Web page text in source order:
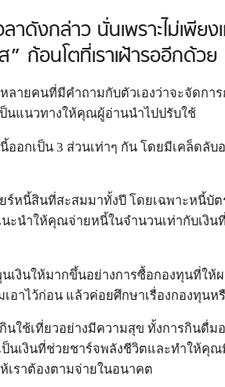
ดังกล่าว นั่นเพราะไม่เพีย
ก้อนโตที่เราเฝ้ารออีกด้วย
ายคนที่มีคำถามกับตัวเองว่าจะจัดกา
นแนวทางให้คุณผู้อ่านนำไปปรับใช้
อกเป็น 3 ส่วนเท่าๆ กัน โดยมีเคล็ดลับ
ยร์หนี้สินที่สะสมมาทั้งปี โดยเฉพาะหนี้
ำให้คุณจ่ายหนี้ในจำนวนเท่ากับเงิน
เงินให้มากขึ้นอย่างการซื้อกองทุนที่ใ
าไว้ก่อน แล้วค่อยศึกษาเรื่องกองทุนห
ใช้เที่ยวอย่างมีความสุข ทั้งการกินดื่ม
นเงินที่ช่วยชาร์จพลังชีวิตและทำให้คุ
เราต้องตามจ่ายในอนาคต